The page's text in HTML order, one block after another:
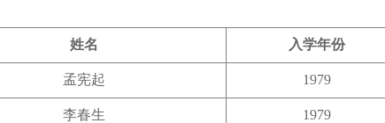
姓名 入学年份
孟宪起 1979
李春生 1979